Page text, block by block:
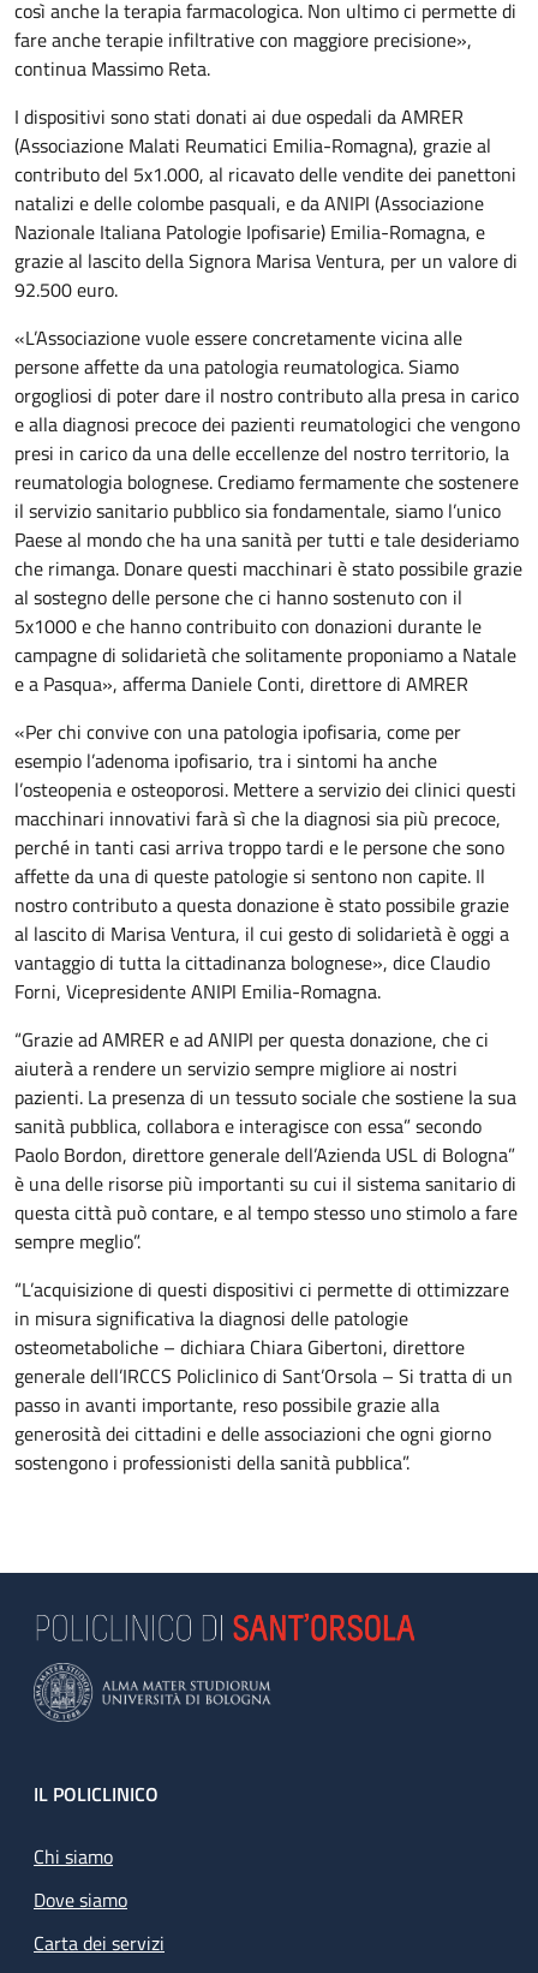
così anche la terapia farmacologica. Non ultimo ci permette di
fare anche terapie infiltrative con maggiore precisione»,
continua Massimo Reta.
I dispositivi sono stati donati ai due ospedali da AMRER
(Associazione Malati Reumatici Emilia-Romagna), grazie al
contributo del 5x1.000, al ricavato delle vendite dei panettoni
natalizi e delle colombe pasquali, e da ANIPI (Associazione
Nazionale Italiana Patologie Ipofisarie) Emilia-Romagna, e
grazie al lascito della Signora Marisa Ventura, per un valore di
92.500 euro.
«L’Associazione vuole essere concretamente vicina alle
persone affette da una patologia reumatologica. Siamo
orgogliosi di poter dare il nostro contributo alla presa in carico
e alla diagnosi precoce dei pazienti reumatologici che vengono
presi in carico da una delle eccellenze del nostro territorio, la
reumatologia bolognese. Crediamo fermamente che sostenere
il servizio sanitario pubblico sia fondamentale, siamo l’unico
Paese al mondo che ha una sanità per tutti e tale desideriamo
che rimanga. Donare questi macchinari è stato possibile grazie
al sostegno delle persone che ci hanno sostenuto con il
5x1000 e che hanno contribuito con donazioni durante le
campagne di solidarietà che solitamente proponiamo a Natale
e a Pasqua», afferma Daniele Conti, direttore di AMRER
«Per chi convive con una patologia ipofisaria, come per
esempio l’adenoma ipofisario, tra i sintomi ha anche
l’osteopenia e osteoporosi. Mettere a servizio dei clinici questi
macchinari innovativi farà sì che la diagnosi sia più precoce,
perché in tanti casi arriva troppo tardi e le persone che sono
affette da una di queste patologie si sentono non capite. Il
nostro contributo a questa donazione è stato possibile grazie
al lascito di Marisa Ventura, il cui gesto di solidarietà è oggi a
vantaggio di tutta la cittadinanza bolognese», dice Claudio
Forni, Vicepresidente ANIPI Emilia-Romagna.
“Grazie ad AMRER e ad ANIPI per questa donazione, che ci
aiuterà a rendere un servizio sempre migliore ai nostri
pazienti. La presenza di un tessuto sociale che sostiene la sua
sanità pubblica, collabora e interagisce con essa” secondo
Paolo Bordon, direttore generale dell’Azienda USL di Bologna”
è una delle risorse più importanti su cui il sistema sanitario di
questa città può contare, e al tempo stesso uno stimolo a fare
sempre meglio”.
“L’acquisizione di questi dispositivi ci permette di ottimizzare
in misura significativa la diagnosi delle patologie
osteometaboliche – dichiara Chiara Gibertoni, direttore
generale dell’IRCCS Policlinico di Sant’Orsola – Si tratta di un
passo in avanti importante, reso possibile grazie alla
generosità dei cittadini e delle associazioni che ogni giorno
sostengono i professionisti della sanità pubblica”.
Footer
IL POLICLINICO
Chi siamo
Dove siamo
Carta dei servizi